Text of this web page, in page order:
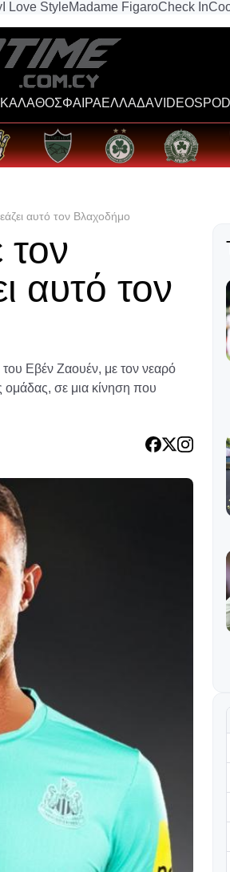
I Love StyleMadame FigaroCheck In
ΚΑΛΑΘΟΣΦΑΙΡΑΕΛΛΑΔΑVIDEOS
αυτό τον Βλαχοδήμο
αυτό τον
Εβέν Ζαουέν, με τον νεαρό
ομάδας, σε μια κίνηση που